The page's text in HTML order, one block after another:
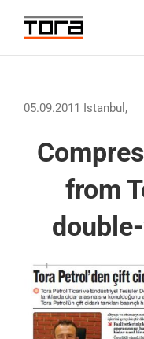
content
05.09.2011 Istanbul,
from